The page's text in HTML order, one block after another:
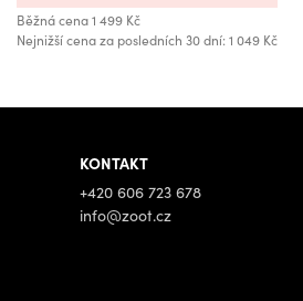
Běžná cena1 499 Kč
Nejnižší cena za posledních 30 dní: 1 049 Kč
KONTAKT
+420 606 723 678
info@zoot.cz